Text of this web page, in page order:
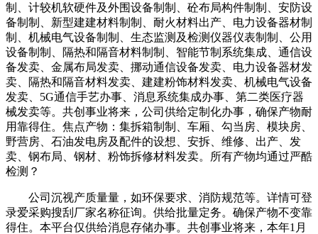
制、计较机软硬件及外围设备制制、砼布局构件制制、安防设
备制制、新型建建材料制制、耐火材料出产、电力设备器材制
制、机械电气设备制制、生态监测及检测仪器仪表制制、公用
设备制制、隔热和隔音材料制制、智能节制系统集成、通信设
备发卖、金属布局发卖、挪动通信设备发卖、电力设备器材发
卖、隔热和隔音材料发卖、建建粉饰材料发卖、机械电气设备
发卖、5G通信手艺办事、消息系统集成办事、第二类医疗器
械发卖等。共创事业将来，公司供给定制化办事，确保产物耐
用靠得住。焦点产物：集拆箱制制、车厢、勾当房、模块房、
野营房、石油发电房及配件的设想、安拆、维修、出产、发
卖、钢布局、钢材、粉饰拆修材料发卖。所有产物均通过严酷
检测？
公司沉视产质量量，如环保要求、消防规范等。详情可登
录爱采购搜刮厂家名称征询。供给批量定务。确保产物不变靠
得住。本平台仅供给消息存储办事。共创事业将来，本年1月